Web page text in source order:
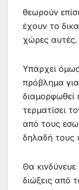
θεωρούν
έχουν το
χώρες αυτές.
Υπάρχει
πρόβλημα
διαμορφωθεί
τερματίσει
από τους
δηλαδή τους
Θα κινδύνευε
διώξεις από